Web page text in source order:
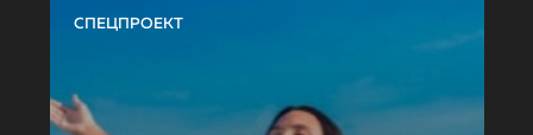
СПЕЦПРОЕКТ